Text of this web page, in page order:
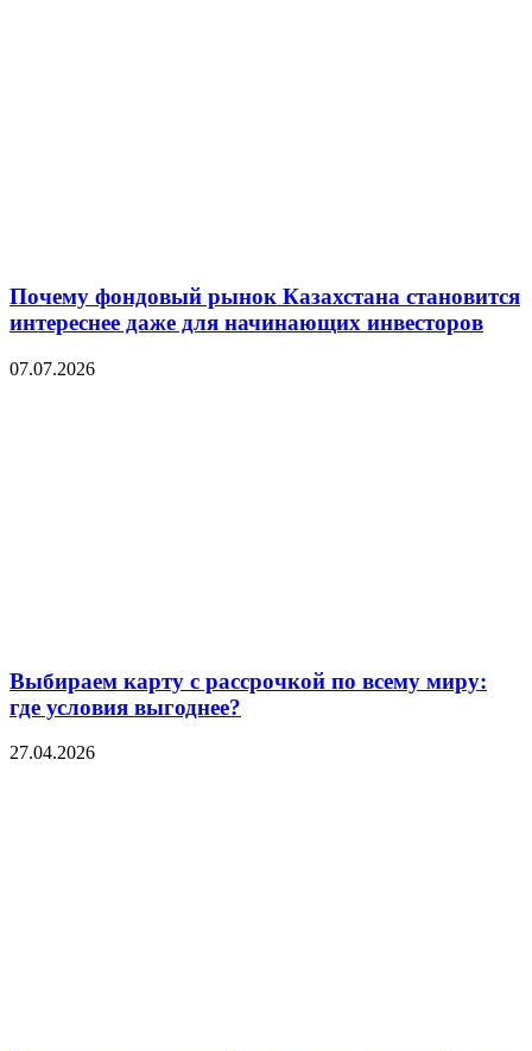
Почему фондовый рынок Казахстана становится
интереснее даже для начинающих инвесторов
07.07.2026
Выбираем карту с рассрочкой по всему миру:
где условия выгоднее?
27.04.2026